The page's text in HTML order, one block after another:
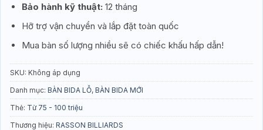
Bảo hành kỹ thuật: 12 tháng
Hỡ trợ vận chuyển và lắp đặt toàn quốc
Mua bàn số lượng nhiều sẽ có chiếc khấu hấp dẫn!
SKU: Không áp dụng
Danh mục: BÀN BIDA LỖ, BÀN BIDA MỚI
Thẻ: Từ 75 - 100 triệu
Thương hiệu: RASSON BILLIARDS